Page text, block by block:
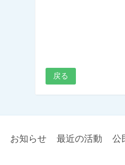
戻る
お知らせ 最近の活動 公